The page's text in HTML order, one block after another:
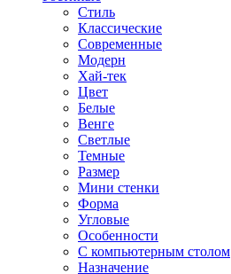
Стиль
Классические
Современные
Модерн
Хай-тек
Цвет
Белые
Венге
Светлые
Темные
Размер
Мини стенки
Форма
Угловые
Особенности
С компьютерным столом
Назначение